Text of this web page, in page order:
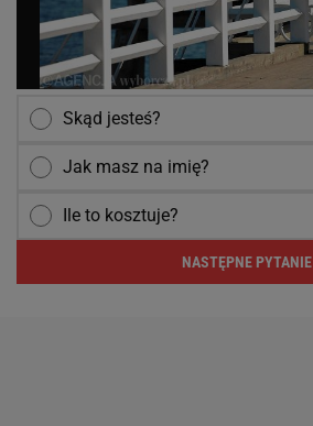
Skąd jesteś?
Jak masz na imię?
Ile to kosztuje?
NASTĘPNE PYTANIE